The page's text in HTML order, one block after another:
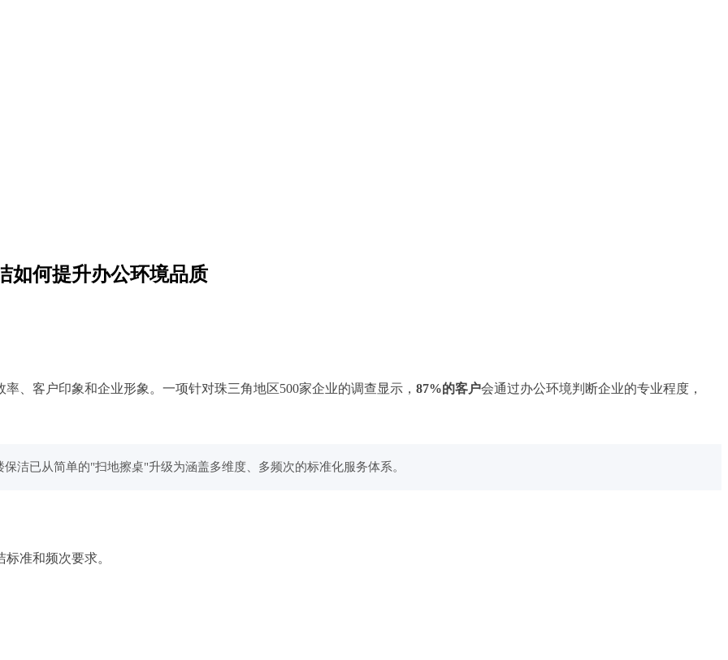
如何提升办公环境品质
、客户印象和企业形象。一项针对珠三角地区500家企业的调查显示， 87%的客户会通过办公环境判断企业的专业程度，
洁已从简单的"扫地擦桌"升级为涵盖多维度、多频次的标准化服务体系。
准和频次要求。